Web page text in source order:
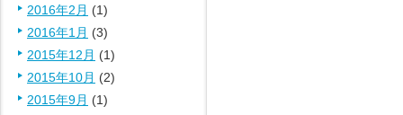
2016年2月 (1)
2016年1月 (3)
2015年12月 (1)
2015年10月 (2)
2015年9月 (1)